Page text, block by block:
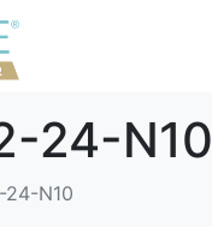
24-N10
24-N10